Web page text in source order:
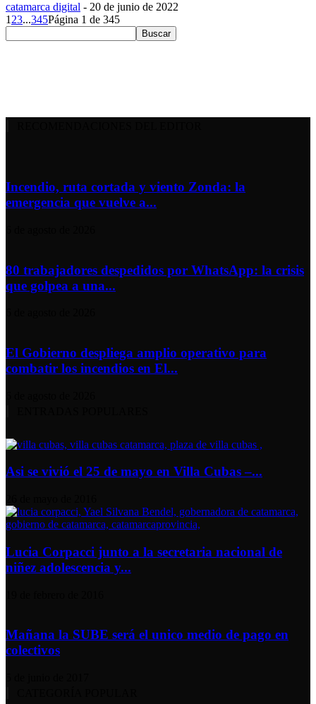
catamarca digital - 20 de junio de 2022
123...345Página 1 de 345
Incendio, ruta cortada y viento Zonda: la
emergencia que vuelve a...
80 trabajadores despedidos por WhatsApp: la crisis
que golpea a una...
El Gobierno despliega amplio operativo para
combatir los incendios en El...
Asi se vivió el 25 de mayo en Villa Cubas –...
Lucia Corpacci junto a la secretaria nacional de
niñez adolescencia y...
Mañana la SUBE será el unico medio de pago en
colectivos